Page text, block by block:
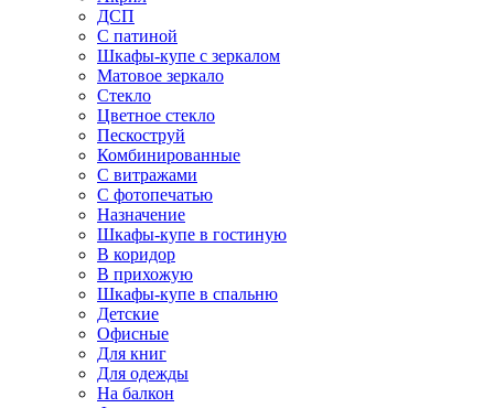
ДСП
С патиной
Шкафы-купе с зеркалом
Матовое зеркало
Стекло
Цветное стекло
Пескоструй
Комбинированные
С витражами
С фотопечатью
Назначение
Шкафы-купе в гостиную
В коридор
В прихожую
Шкафы-купе в спальню
Детские
Офисные
Для книг
Для одежды
На балкон